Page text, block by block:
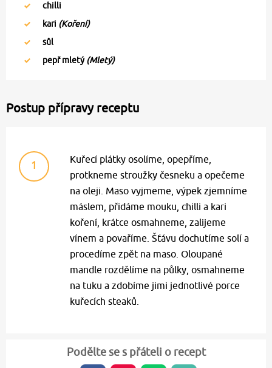
chilli
kari (Koření)
sůl
pepř mletý(Mletý)
Postup přípravy receptu
1
Kuřecí plátky osolíme, opepříme,
protkneme stroužky česneku a opečeme
na oleji. Maso vyjmeme, výpek zjemníme
máslem, přidáme mouku, chilli a kari
koření, krátce osmahneme, zalijeme
vínem a povaříme. Šťávu dochutíme solí a
procedíme zpět na maso. Oloupané
mandle rozdělíme na půlky, osmahneme
na tuku a zdobíme jimi jednotlivé porce
kuřecích steaků.
Podělte se s přáteli o recept